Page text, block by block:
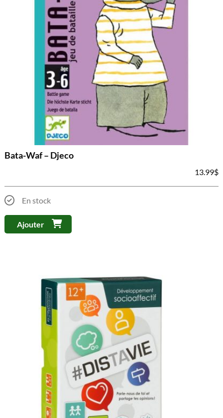
Bata-Waf – Djeco
13.99$
En stock
Ajouter